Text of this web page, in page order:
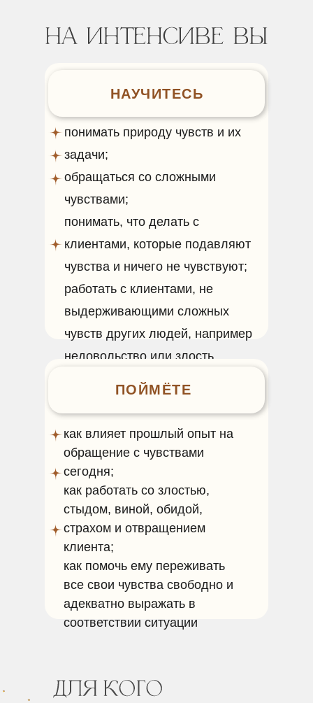
ОПЛАТИТЬ ИНТЕНСИВ
ПРИНЯТЬ УЧАСТИЕ
НАУЧИТЕСЬ
понимать природу чувств и их
задачи;
обращаться со сложными
чувствами;
понимать, что делать с
клиентами, которые подавляют
чувства и ничего не чувствуют;
работать с клиентами, не
выдерживающими сложных
чувств других людей, например
недовольство или злость.
как влияет прошлый опыт на
обращение с чувствами
сегодня;
как работать со злостью,
стыдом, виной, обидой,
страхом и отвращением
клиента;
как помочь ему переживать
все свои чувства свободно и
адекватно выражать в
соответствии ситуации
ПОЙМЁТЕ